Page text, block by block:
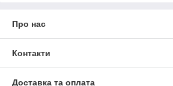
Про нас
Контакти
Доставка та оплата